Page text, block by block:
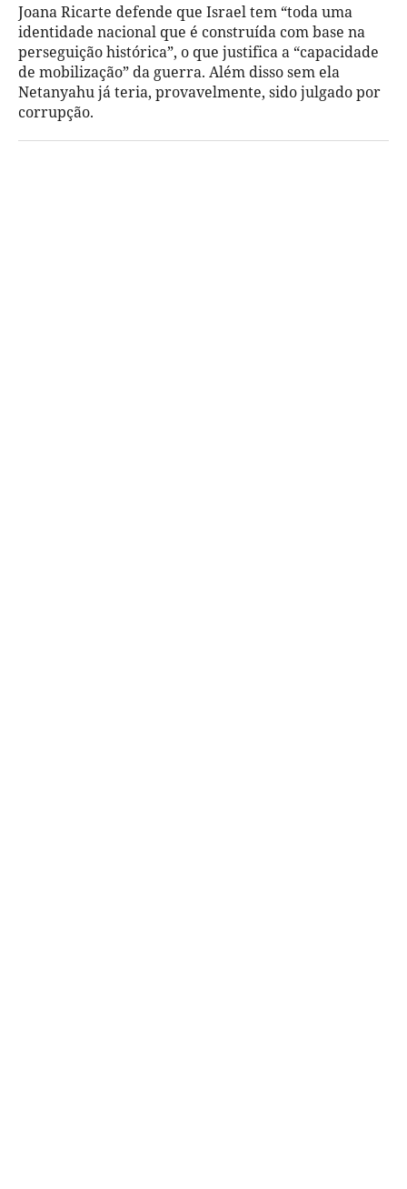
Joana Ricarte defende que Israel tem “toda uma
identidade nacional que é construída com base na
perseguição histórica”, o que justifica a “capacidade
de mobilização” da guerra. Além disso sem ela
Netanyahu já teria, provavelmente, sido julgado por
corrupção.